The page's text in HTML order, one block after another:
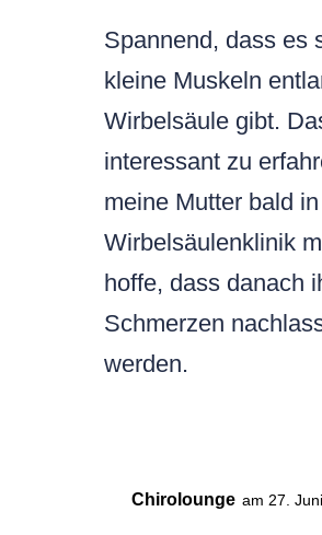
Spannend, dass es
kleine Muskeln
Wirbelsäule gibt.
interessant zu
meine Mutter bald
Wirbelsäulenklinik
hoffe, dass danach
Schmerzen
werden.
Chirolounge am 27.